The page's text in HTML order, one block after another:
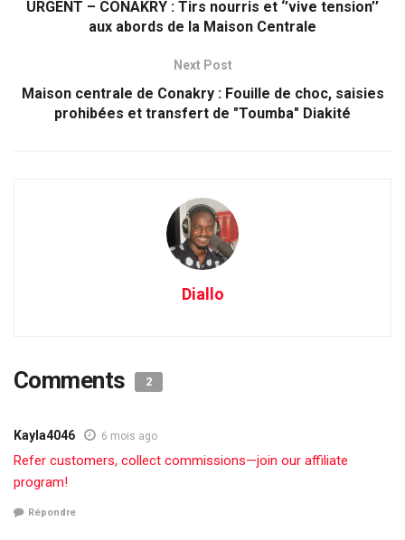
URGENT – CONAKRY : Tirs nourris et ‘’vive tension’’
aux abords de la Maison Centrale
Next Post
Maison centrale de Conakry : Fouille de choc, saisies
prohibées et transfert de "Toumba" Diakité
Diallo
Comments 2
Kayla4046 6 mois ago
Refer customers, collect commissions—join our affiliate
program!
Répondre